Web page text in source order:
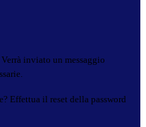
Verrà inviato un messaggio
Effettua il reset della password